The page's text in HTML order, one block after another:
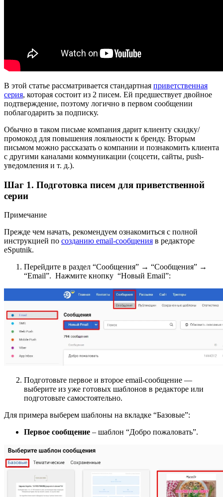
В этой статье рассматривается стандартная приветственная
серия, которая состоит из 2 писем. Ей предшествует двойное
подтверждение, поэтому логично в первом сообщении
поблагодарить за подписку.
Обычно в таком письме компания дарит клиенту скидку/
промокод для повышения лояльности к бренду. Вторым
письмом можно рассказать о компании и познакомить клиента
с другими каналами коммуникации (соцсети, сайты, push-
уведомления и т. д.).
Шаг 1. Подготовка писем для приветственной
серии
Примечание
Прежде чем начать, рекомендуем ознакомиться с полной
инструкцией по созданию email-сообщения в редакторе
eSputnik.
Перейдите в раздел “Сообщения” → “Сообщения” →
“Email”. Нажмите кнопку “Новый Email”:
Подготовьте первое и второе email-сообщение —
выберите из уже готовых шаблонов в редакторе или
подготовьте самостоятельно.
Для примера выберем шаблоны на вкладке “Базовые”:
Первое сообщение – шаблон “Добро пожаловать”.